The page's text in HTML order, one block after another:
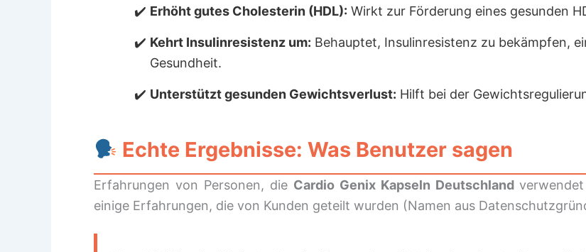
Erhöht gutes Cholesterin (HDL): Wirkt zur Förderung eines gesunden
Kehrt Insulinresistenz um: Behauptet, Insulinresistenz zu bekämpfen,
Gesundheit.
Unterstützt gesunden Gewichtsverlust: Hilft bei der
Echte Ergebnisse: Was Benutzer sagen
Erfahrungen von Personen, die Cardio Genix Kapseln Deutschlandverwendet
einige Erfahrungen, die von Kunden geteilt wurden (Namen aus